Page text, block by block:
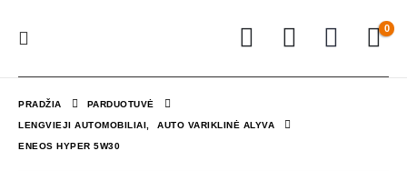
0
PRADŽIA PARDUOTUVĖ
LENGVIEJI AUTOMOBILIAI AUTO VARIKLINĖ ALYVA
ENEOS HYPER 5W30